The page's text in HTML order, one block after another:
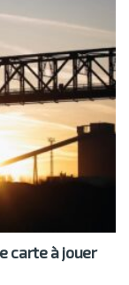
carte à jouer